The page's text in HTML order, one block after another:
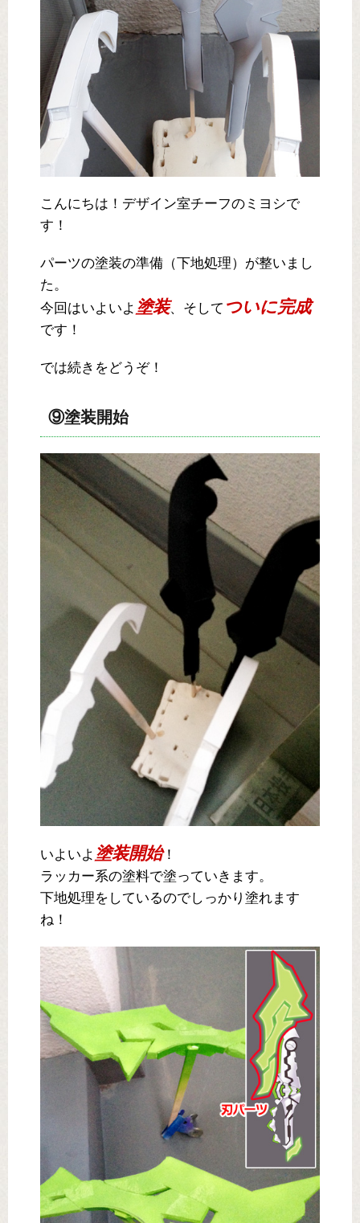
こんにちは！デザイン室チーフのミヨシで
す！
パーツの塗装の準備（下地処理）が整いまし
た。
今回はいよいよ 塗装、そして ついに完成
です！
では続きをどうぞ！
⑨塗装開始
いよいよ 塗装開始！
ラッカー系の塗料で塗っていきます。
下地処理をしているのでしっかり塗れます
ね！